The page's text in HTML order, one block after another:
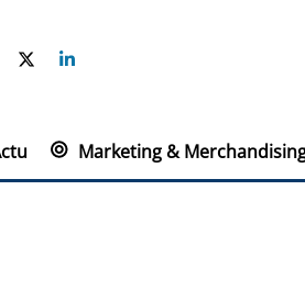
TikTokTwitter
Marketing &